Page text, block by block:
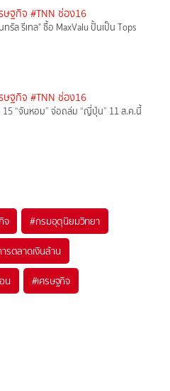
ษฐกิจ #TNN ช่อง16
ทรัล รีเทล" ซื้อ MaxValu ปั้นเป็น Tops
ษฐกิจ #TNN ช่อง16
“จันหอม” จ่อถล่ม “ญี่ปุ่น” 11 ส.ค.นี้
จ #กรมอุตุนิยมวิทยา
รตลาดเงินล้าน
น #เศรษฐกิจ